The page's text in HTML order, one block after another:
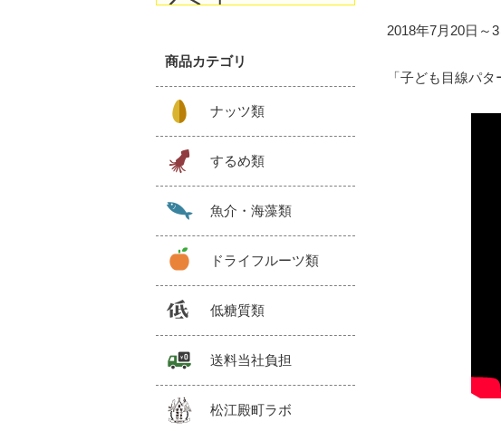
2018年7月20日～
「子ども目線パタ
商品カテゴリ
ナッツ類
するめ類
魚介・海藻類
ドライフルーツ類
低糖質類
送料当社負担
松江殿町ラボ